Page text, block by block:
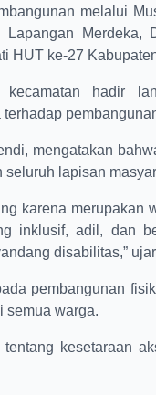
melalui
Merdeka,
HUT ke-27
hadir
mengatakan
lapisan
karena merupakan
inklusif, adil, dan
disabilitas,”
pembangunan
semua warga.
kesetaraan